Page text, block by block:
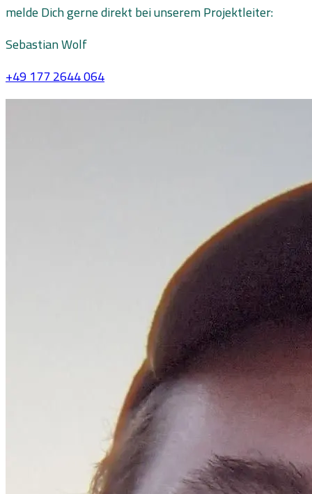
melde Dich gerne direkt bei unserem Projektleiter:
Sebastian Wolf
+49 177 2644 064